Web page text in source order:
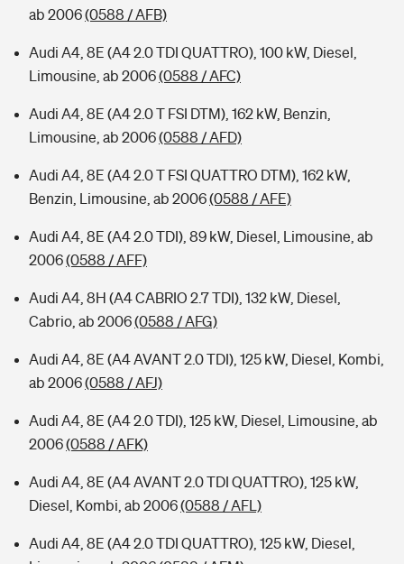
ab 2006(0588 / AFB)
Audi A4, 8E (A4 2.0 TDI QUATTRO), 100 kW, Diesel,
Limousine, ab 2006(0588 / AFC)
Audi A4, 8E (A4 2.0 T FSI DTM), 162 kW, Benzin,
Limousine, ab 2006(0588 / AFD)
Audi A4, 8E (A4 2.0 T FSI QUATTRO DTM), 162 kW,
Benzin, Limousine, ab 2006(0588 / AFE)
Audi A4, 8E (A4 2.0 TDI), 89 kW, Diesel, Limousine, ab
2006(0588 / AFF)
Audi A4, 8H (A4 CABRIO 2.7 TDI), 132 kW, Diesel,
Cabrio, ab 2006(0588 / AFG)
Audi A4, 8E (A4 AVANT 2.0 TDI), 125 kW, Diesel, Kombi,
ab 2006(0588 / AFJ)
Audi A4, 8E (A4 2.0 TDI), 125 kW, Diesel, Limousine, ab
2006(0588 / AFK)
Audi A4, 8E (A4 AVANT 2.0 TDI QUATTRO), 125 kW,
Diesel, Kombi, ab 2006(0588 / AFL)
Audi A4, 8E (A4 2.0 TDI QUATTRO), 125 kW, Diesel,